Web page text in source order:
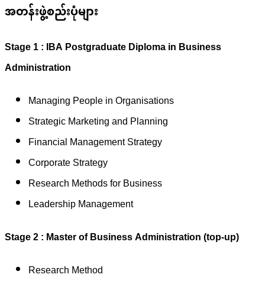
အတန်းဖွဲ့စည်းပုံများ
Stage 1 : IBA Postgraduate Diploma in Business
Administration
Managing People in Organisations
Strategic Marketing and Planning
Financial Management Strategy
Corporate Strategy
Research Methods for Business
Leadership Management
Stage 2 : Master of Business Administration (top-up)
Research Method